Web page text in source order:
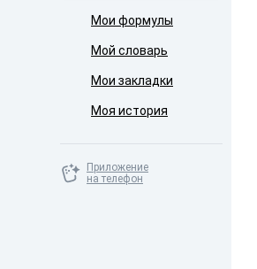
Мои формулы
Мой словарь
Мои закладки
Моя история
Приложение
на телефон